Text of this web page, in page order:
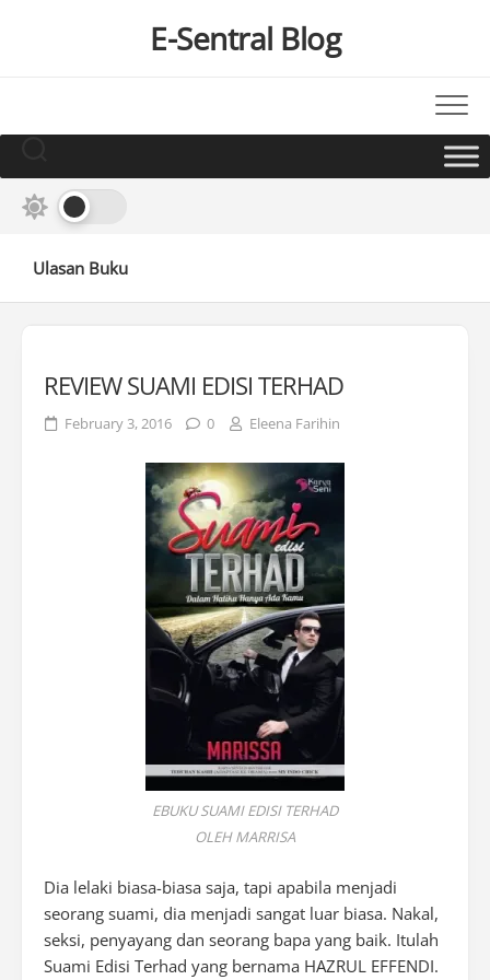
E-Sentral Blog
Ulasan Buku
REVIEW SUAMI EDISI TERHAD
February 3, 2016 0 Eleena Farihin
EBUKU SUAMI EDISI TERHAD
OLEH MARRISA
Dia lelaki biasa-biasa saja, tapi apabila menjadi
seorang suami, dia menjadi sangat luar biasa. Nakal,
seksi, penyayang dan seorang bapa yang baik. Itulah
Suami Edisi Terhad yang bernama HAZRUL EFFENDI.